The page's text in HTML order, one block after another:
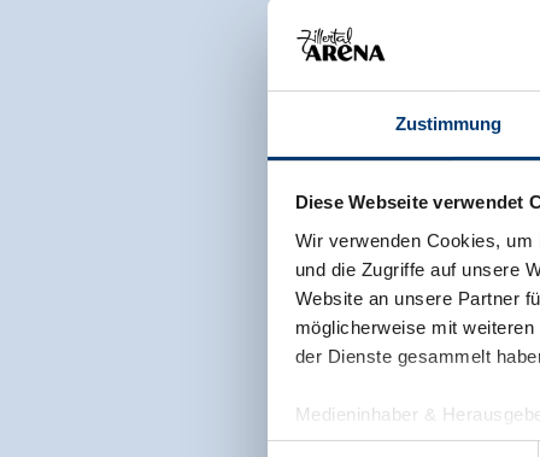
Zustimmung
Diese Webseite verwendet
Wir verwenden Cookies,
und die Zugriffe auf unsere
Website an unsere Partner
möglicherweise mit
der Dienste gesammelt
Medieninhaber &
Zeller Bergbahnen Zillertal